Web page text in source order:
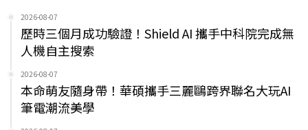
2026-08-07
歷時三個月成功驗證！Shield AI 攜手中科院完成無
人機自主搜索
2026-08-07
本命萌友隨身帶！華碩攜手三麗鷗跨界聯名大玩AI
筆電潮流美學